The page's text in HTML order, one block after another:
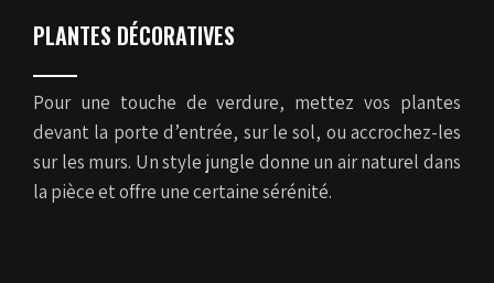
PLANTES DÉCORATIVES
Pour une touche de verdure, mettez vos plantes
devant la porte d’entrée, sur le sol, ou accrochez-les
sur les murs. Un style jungle donne un air naturel dans
la pièce et offre une certaine sérénité.